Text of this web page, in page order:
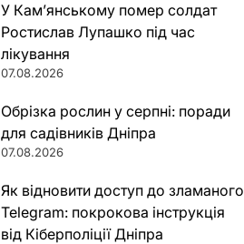
У Кам’янському помер солдат
Ростислав Лупашко під час
лікування
07.08.2026
Обрізка рослин у серпні: поради
для садівників Дніпра
07.08.2026
Як відновити доступ до зламаного
Telegram: покрокова інструкція
від Кіберполіції Дніпра